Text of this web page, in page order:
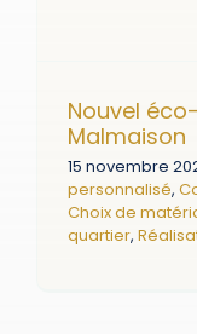
Nouvel
Malmaison
15 novembre
personnalisé,
Choix de
quartier,